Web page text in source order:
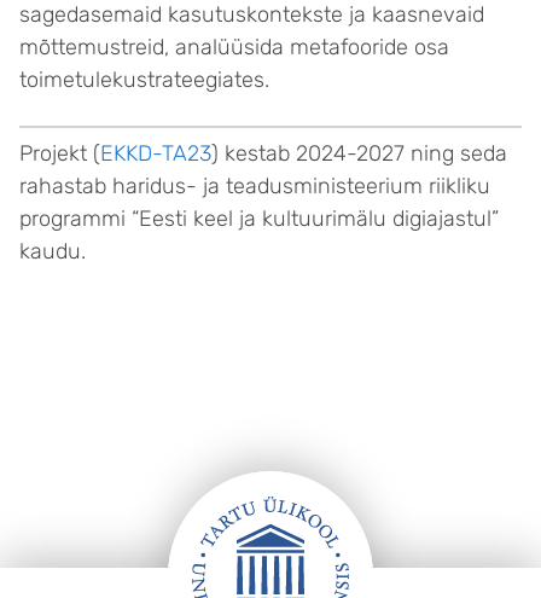
sagedasemaid kasutuskontekste ja kaasnevaid
mõttemustreid, analüüsida metafooride osa
toimetulekustrateegiates.
Projekt (EKKD-TA23) kestab 2024-2027 ning seda
rahastab haridus- ja teadusministeerium riikliku
programmi “Eesti keel ja kultuurimälu digiajastul”
kaudu.